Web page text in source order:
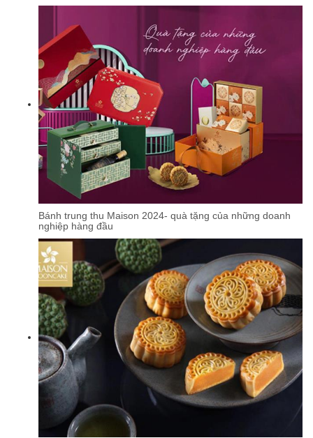
Bánh trung thu Maison 2024- quà tặng của những doanh
nghiệp hàng đầu